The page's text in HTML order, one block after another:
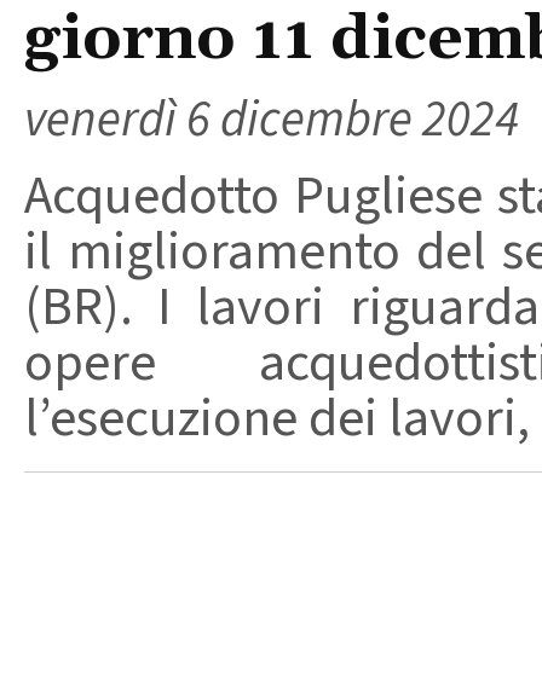
giorno 11
venerdì 6 dicembre 2024
Acquedotto Pugliese
il miglioramento del
(BR). I lavori
opere
l’esecuzione dei